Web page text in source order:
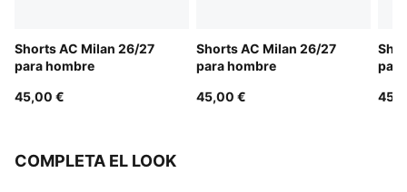
Shorts AC Milan 26/27
para hombre
45,00 €
Shorts AC Milan 26/27
para hombre
45,00 €
COMPLETA EL LOOK